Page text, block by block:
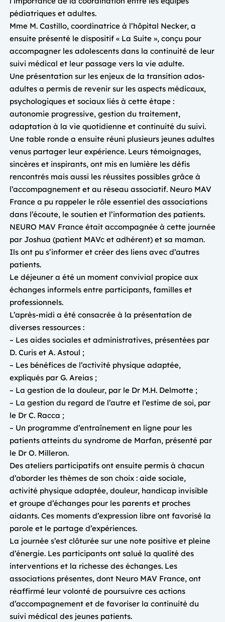
pédiatriques et adultes.
Mme M. Castillo, coordinatrice à l’hôpital Necker, a
ensuite présenté le dispositif « La Suite », conçu pour
accompagner les adolescents dans la continuité de leur
suivi médical et leur passage vers la vie adulte.
Une présentation sur les enjeux de la transition ados-
adultes a permis de revenir sur les aspects médicaux,
psychologiques et sociaux liés à cette étape :
autonomie progressive, gestion du traitement,
adaptation à la vie quotidienne et continuité du suivi.
Une table ronde a ensuite réuni plusieurs jeunes adultes
venus partager leur expérience. Leurs témoignages,
sincères et inspirants, ont mis en lumière les défis
rencontrés mais aussi les réussites possibles grâce à
l’accompagnement et au réseau associatif. Neuro MAV
France a pu rappeler le rôle essentiel des associations
dans l’écoute, le soutien et l’information des patients.
NEURO MAV France était accompagnée à cette journée
par Joshua (patient MAVc et adhérent) et sa maman.
Ils ont pu s’informer et créer des liens avec d’autres
patients.
Le déjeuner a été un moment convivial propice aux
échanges informels entre participants, familles et
professionnels.
L’après-midi a été consacrée à la présentation de
diverses ressources :
– Les aides sociales et administratives, présentées par
D. Curis et A. Astoul ;
– Les bénéfices de l’activité physique adaptée,
expliqués par G. Areias ;
– La gestion de la douleur, par le Dr M.H. Delmotte ;
– La gestion du regard de l’autre et l’estime de soi, par
le Dr C. Racca ;
– Un programme d’entraînement en ligne pour les
patients atteints du syndrome de Marfan, présenté par
le Dr O. Milleron.
Des ateliers participatifs ont ensuite permis à chacun
d’aborder les thèmes de son choix : aide sociale,
activité physique adaptée, douleur, handicap invisible
et groupe d’échanges pour les parents et proches
aidants. Ces moments d’expression libre ont favorisé la
parole et le partage d’expériences.
La journée s’est clôturée sur une note positive et pleine
d’énergie. Les participants ont salué la qualité des
interventions et la richesse des échanges. Les
associations présentes, dont Neuro MAV France, ont
réaffirmé leur volonté de poursuivre ces actions
d’accompagnement et de favoriser la continuité du
suivi médical des jeunes patients.